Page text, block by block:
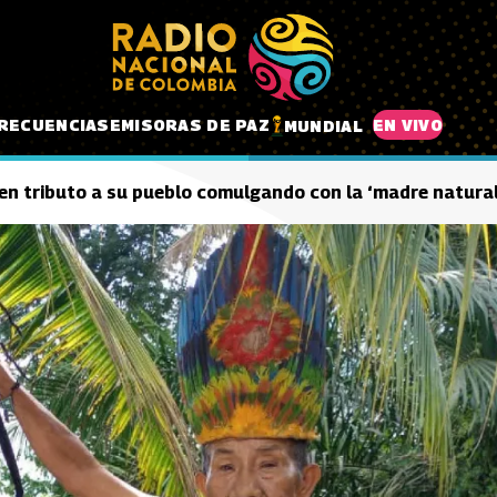
EMISORAS DE PAZ MUNDIAL EN VIVO
tributo a su pueblo comulgando con la ‘madre